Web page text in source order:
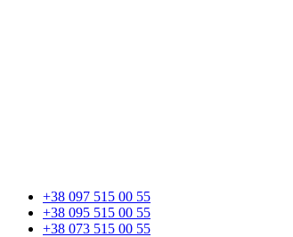
+38 097 515 00 55
+38 095 515 00 55
+38 073 515 00 55